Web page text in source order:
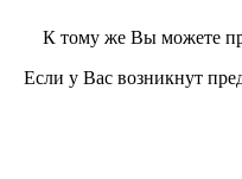
К тому же Вы можете
Если у Вас возникнут